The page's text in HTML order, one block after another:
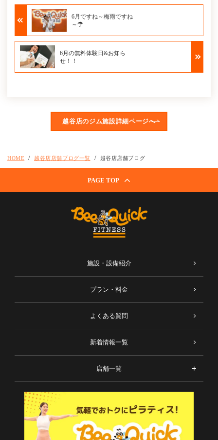
6月ですね～梅雨ですね
～☂
6月の無料体験日&お知ら
せ！！
越谷店のジム施設詳細ページへ
HOME 越谷店店舗ブログ一覧 越谷店店舗ブログ
PAGE TOP
施設・設備紹介
プラン・料金
よくある質問
新着情報一覧
店舗一覧